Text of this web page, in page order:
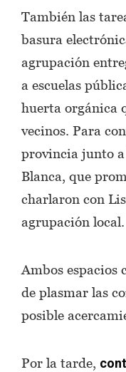
También las
basura
agrupación
a escuelas
huerta orgánica
vecinos. Para
provincia junto
Blanca, que
charlaron con
agrupación local.
Ambos espacios
de plasmar las
posible
Por la tarde,